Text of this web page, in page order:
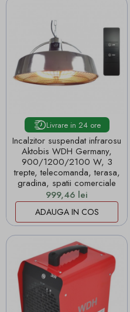
Livrare in 24 ore
Incalzitor suspendat infrarosu
Aktobis WDH Germany,
900/1200/2100 W, 3
trepte, telecomanda, terasa,
gradina, spatii comerciale
Pret
999,46 lei
ADAUGA IN COS